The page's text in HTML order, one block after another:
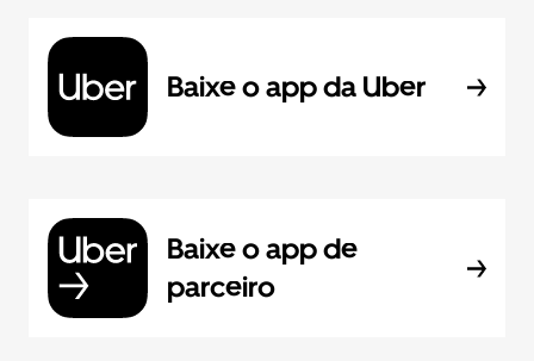
Baixe o app da Uber
Baixe o app de
parceiro